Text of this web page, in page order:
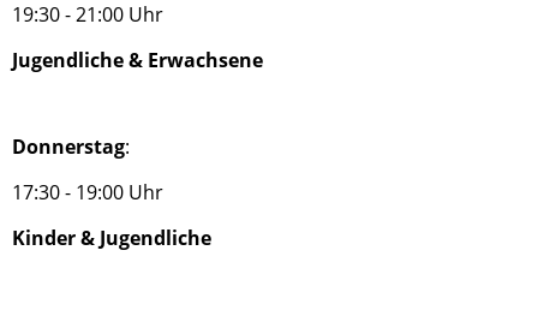
19:30 - 21:00 Uhr
Jugendliche & Erwachsene
Donnerstag:
17:30 - 19:00 Uhr
Kinder & Jugendliche